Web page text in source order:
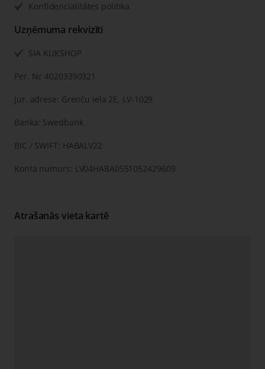
Konfidencialitātes politika
Uzņēmuma rekvizīti
SIA KLIKSHOP
Рег. №: 40203390321
Jur. adrese: Grenču iela 2E, LV-1029
Banka: Swedbank
BIC / SWIFT: HABALV22
Konta numurs: LV04HABA0551052429609
Atrašanās vieta kartē